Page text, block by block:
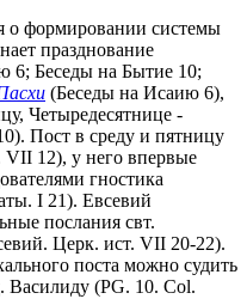
о формировании системы
празднование
6; Беседы на Бытие 10;
(Беседы на Исаию 6),
Четыредесятнице -
Пост в среду и пятницу
12), у него впервые
гностика
I 21). Евсевий
послания свт.
Церк. ист. VII 20-22).
поста можно судить
(PG. 10. Col.